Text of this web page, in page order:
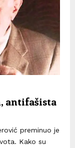
antifašista
preminuo je
Kako su